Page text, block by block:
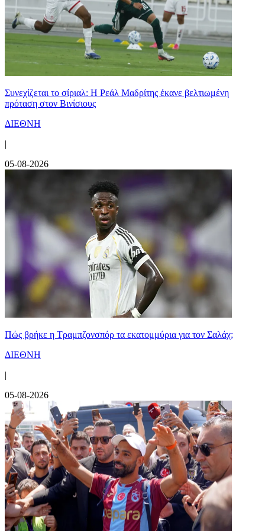
Συνεχίζεται το σίριαλ: Η Ρεάλ Μαδρίτης έκανε βελτιωμένη
πρόταση στον Βινίσιους
ΔΙΕΘΝΗ
|
05-08-2026
Πώς βρήκε η Τραμπζονσπόρ τα εκατομμύρια για τον Σαλάχ;
ΔΙΕΘΝΗ
|
05-08-2026